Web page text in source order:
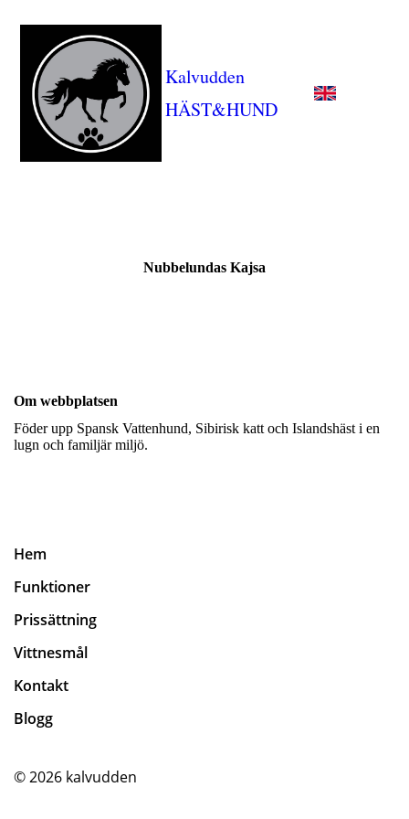
Kalvudden
HÄST&HUND
Nubbelundas Kajsa
Om webbplatsen
Föder upp Spansk Vattenhund, Sibirisk katt och Islandshäst i en
lugn och familjär miljö.
Hem
Funktioner
Prissättning
Vittnesmål
Kontakt
Blogg
© 2026 kalvudden